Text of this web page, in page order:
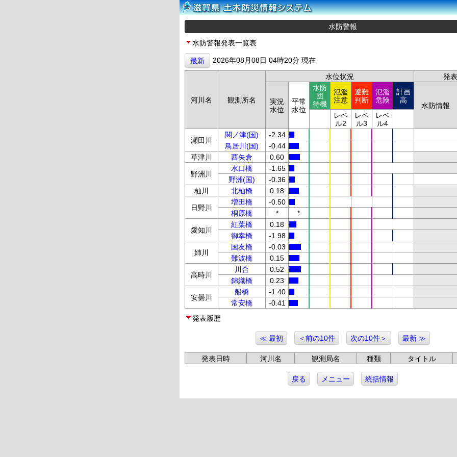
水防警報
水防警報発表一覧表
最新 2026年08月08日 04時20分 現在
河川名 観測所名
水位状況 発
実況
水位
平常
水位
水防
団
待機
氾濫
注意
避難
判断
氾濫
危険
計画
高
水防情報
レベ
ル2
レベ
ル3
レベ
ル4
瀬田川
関ノ津(国)
-2.34
鳥居川(国)
-0.44
草津川
西矢倉 0.60
野洲川
水口橋
-1.65
野洲(国)
-0.36
杣川
北杣橋 0.18
日野川
増田橋
-0.50
桐原橋
* *
愛知川
紅葉橋
0.18
御幸橋
-1.98
姉川
国友橋
-0.03
難波橋
0.15
高時川
川合
0.52
錦織橋
0.23
安曇川
船橋
-1.40
常安橋
-0.41
発表履歴
≪ 最初 ＜前の10件 次の10件＞ 最新 ≫
発表日時 河川名 観測局名 種類 タイトル
戻る メニュー 統括情報